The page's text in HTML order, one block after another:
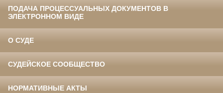
ПОДАЧА ПРОЦЕССУАЛЬНЫХ ДОКУМЕНТОВ В
ЭЛЕКТРОННОМ ВИДЕ
О СУДЕ
СУДЕЙСКОЕ СООБЩЕСТВО
НОРМАТИВНЫЕ АКТЫ